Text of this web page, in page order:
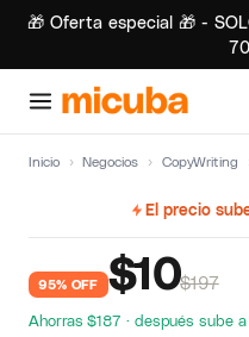
🎁 Oferta especial 🎁 -
Inicio › Negocios › CopyWriting
El precio
95% OFF $10$197
Ahorras $187 · después sube a